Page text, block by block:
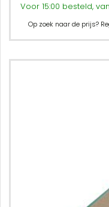
Voor 15:00 besteld,
Op zoek naar de prijs?